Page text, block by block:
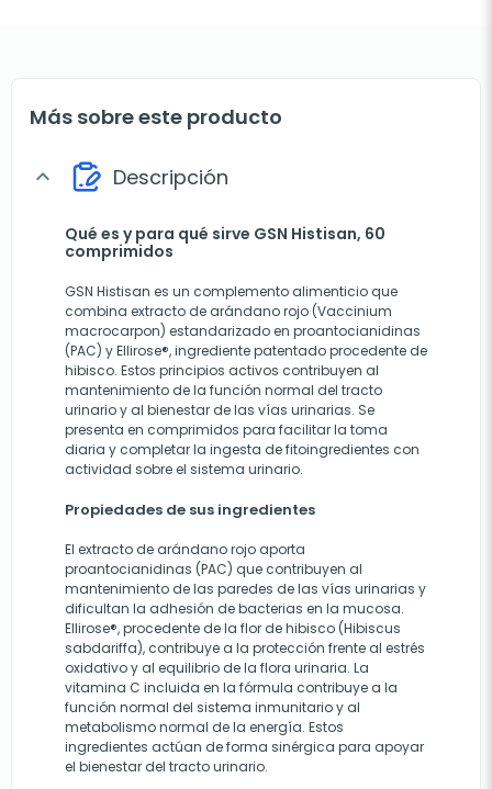
Más sobre este producto
expand_more Descripción
Qué es y para qué sirve GSN Histisan, 60
comprimidos
GSN Histisan es un complemento alimenticio que
combina extracto de arándano rojo (Vaccinium
macrocarpon) estandarizado en proantocianidinas
(PAC) y Ellirose®, ingrediente patentado procedente de
hibisco. Estos principios activos contribuyen al
mantenimiento de la función normal del tracto
urinario y al bienestar de las vías urinarias. Se
presenta en comprimidos para facilitar la toma
diaria y completar la ingesta de fitoingredientes con
actividad sobre el sistema urinario.
Propiedades de sus ingredientes
El extracto de arándano rojo aporta
proantocianidinas (PAC) que contribuyen al
mantenimiento de las paredes de las vías urinarias y
dificultan la adhesión de bacterias en la mucosa.
Ellirose®, procedente de la flor de hibisco (Hibiscus
sabdariffa), contribuye a la protección frente al estrés
oxidativo y al equilibrio de la flora urinaria. La
vitamina C incluida en la fórmula contribuye a la
función normal del sistema inmunitario y al
metabolismo normal de la energía. Estos
ingredientes actúan de forma sinérgica para apoyar
el bienestar del tracto urinario.